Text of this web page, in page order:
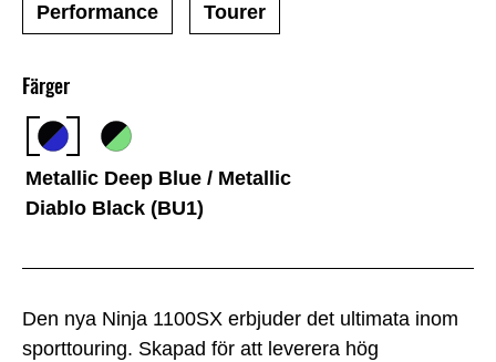
Den nya Ninja 1100SX erbjuder det ultimata inom
sporttouring. Skapad för att leverera hög
Färger
Metallic Deep Blue / Metallic
Diablo Black (BU1)
Performance Tourer